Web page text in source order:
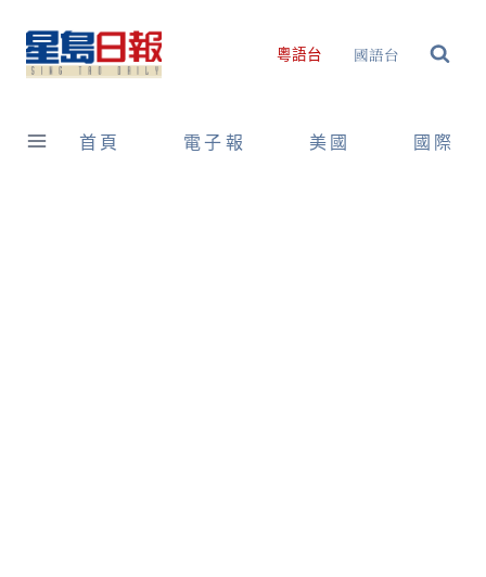
content
粵語台 國語台
首頁 電子報 美國 國際